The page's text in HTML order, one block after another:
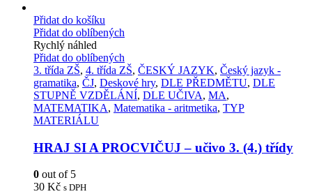
Přidat do košíku
Přidat do oblíbených
Rychlý náhled
Přidat do oblíbených
3. třída ZŠ, 4. třída ZŠ, ČESKÝ JAZYK, Český jazyk -
gramatika, ČJ, Deskové hry, DLE PŘEDMĚTU, DLE
STUPNĚ VZDĚLÁNÍ, DLE UČIVA, MA,
MATEMATIKA, Matematika - aritmetika, TYP
MATERIÁLU
HRAJ SI A PROCVIČUJ – učivo 3. (4.) třídy
0 out of 5
30 Kč s DPH